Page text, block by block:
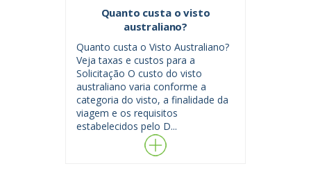
Quanto custa o visto
australiano?
Quanto custa o Visto Australiano?
Veja taxas e custos para a
Solicitação O custo do visto
australiano varia conforme a
categoria do visto, a finalidade da
viagem e os requisitos
estabelecidos pelo D...